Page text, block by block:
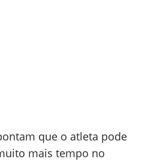
que o atleta pode
mais tempo no